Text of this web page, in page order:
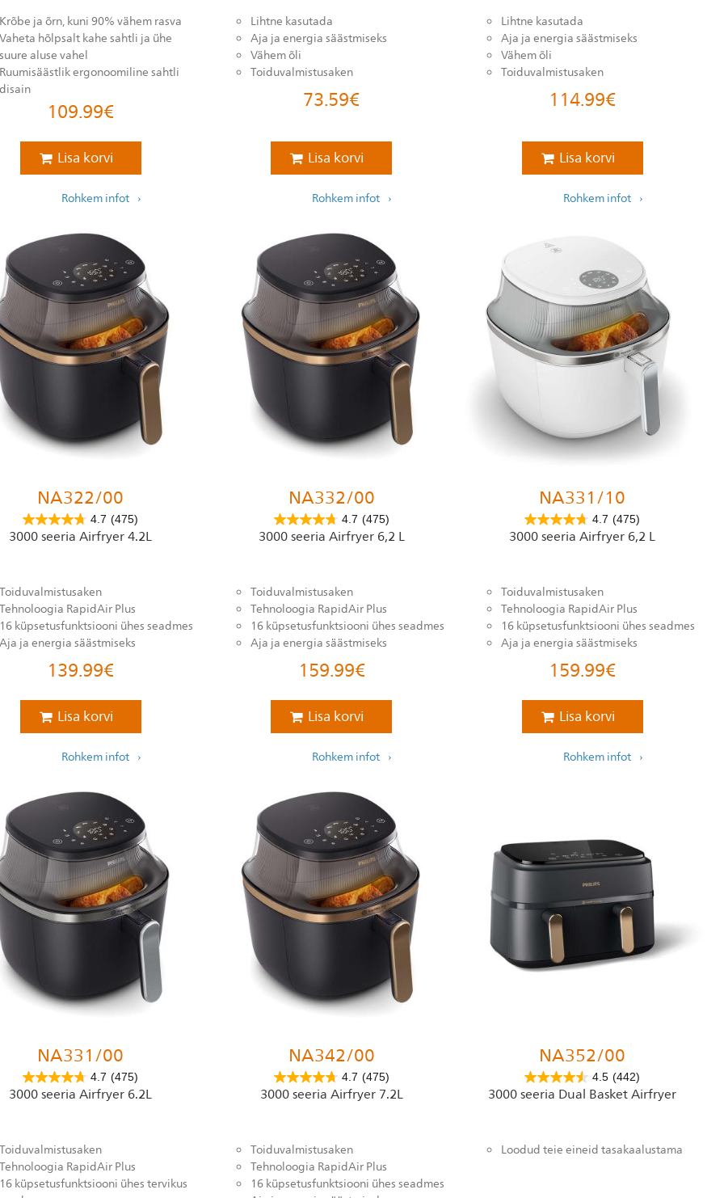
Krõbe ja õrn, kuni 90% vähem rasva
Vaheta hõlpsalt kahe sahtli ja ühe
suure aluse vahel
Ruumisäästlik ergonoomiline sahtli
disain
109.99€
Lisa korvi
Rohkem infot
Lihtne kasutada
Aja ja energia säästmiseks
Vähem õli
Toiduvalmistusaken
73.59€
Lisa korvi
Rohkem infot
Lihtne kasutada
Aja ja energia säästmiseks
Vähem õli
Toiduvalmistusaken
114.99€
Lisa korvi
Rohkem infot
NA322/00
4.7 (475)
3000 seeria Airfryer 4.2L
Toiduvalmistusaken
Tehnoloogia RapidAir Plus
16 küpsetusfunktsiooni ühes seadmes
Aja ja energia säästmiseks
139.99€
Lisa korvi
Rohkem infot
NA332/00
4.7 (475)
3000 seeria Airfryer 6,2 L
Toiduvalmistusaken
Tehnoloogia RapidAir Plus
16 küpsetusfunktsiooni ühes seadmes
Aja ja energia säästmiseks
159.99€
Lisa korvi
Rohkem infot
NA331/10
4.7 (475)
3000 seeria Airfryer 6,2 L
Toiduvalmistusaken
Tehnoloogia RapidAir Plus
16 küpsetusfunktsiooni ühes seadmes
Aja ja energia säästmiseks
159.99€
Lisa korvi
Rohkem infot
NA331/00
4.7 (475)
3000 seeria Airfryer 6.2L
Toiduvalmistusaken
Tehnoloogia RapidAir Plus
16 küpsetusfunktsiooni ühes tervikus
NA342/00
4.7 (475)
3000 seeria Airfryer 7.2L
Toiduvalmistusaken
Tehnoloogia RapidAir Plus
16 küpsetusfunktsiooni ühes seadmes
NA352/00
4.5 (442)
3000 seeria Dual Basket Airfryer
Loodud teie eineid tasakaalustama